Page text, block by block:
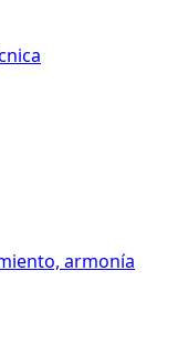
armonía